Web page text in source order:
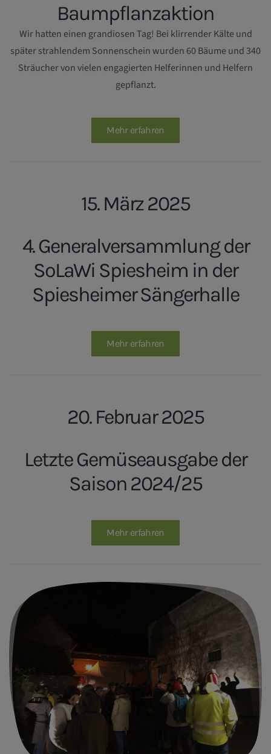
Baumpflanzaktion
Wir hatten einen grandiosen Tag! Bei klirrender Kälte und
später strahlendem Sonnenschein wurden 60 Bäume und 340
Sträucher von vielen engagierten Helferinnen und Helfern
gepflanzt.
Mehr erfahren
15. März 2025
4. Generalversammlung der
SoLaWi Spiesheim in der
Spiesheimer Sängerhalle
Mehr erfahren
20. Februar 2025
Letzte Gemüseausgabe der
Saison 2024/25
Mehr erfahren